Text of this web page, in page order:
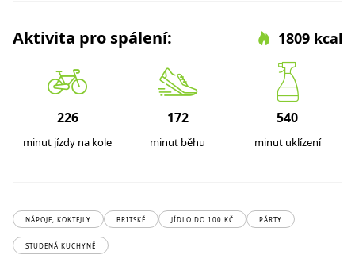
Aktivita pro spálení: 1809 kcal
226
minut jízdy na kole
172
minut běhu
540
minut uklízení
NÁPOJE, KOKTEJLY BRITSKÉ JÍDLO DO 100 KČ PÁRTY
STUDENÁ KUCHYNĚ